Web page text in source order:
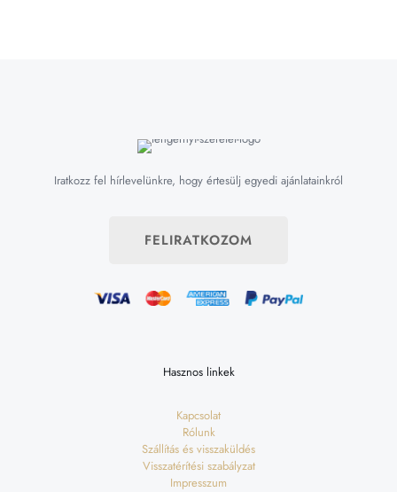
Iratkozz fel hírlevelünkre, hogy értesülj egyedi ajánlatainkról
FELIRATKOZOM
Hasznos linkek
Kapcsolat
Rólunk
Szállítás és visszaküldés
Visszatérítési szabályzat
Impresszum